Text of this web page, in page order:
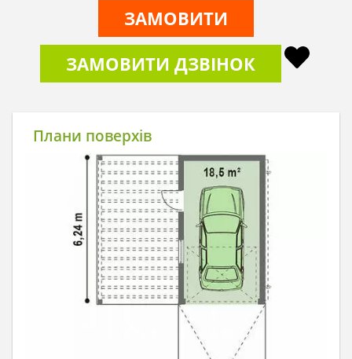
ЗАМОВИТИ
ЗАМОВИТИ ДЗВІНОК
Плани поверхів